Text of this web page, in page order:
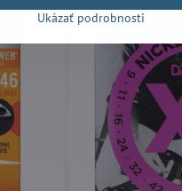
Ukázať podrobnosti